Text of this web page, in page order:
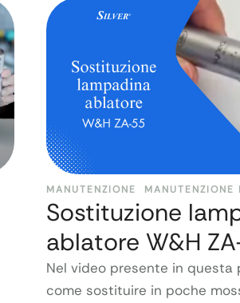
MANUTENZIONE MANUTENZIONE
Sostituzione
ablatore W&H
Nel video presente in questa
come sostituire in poche